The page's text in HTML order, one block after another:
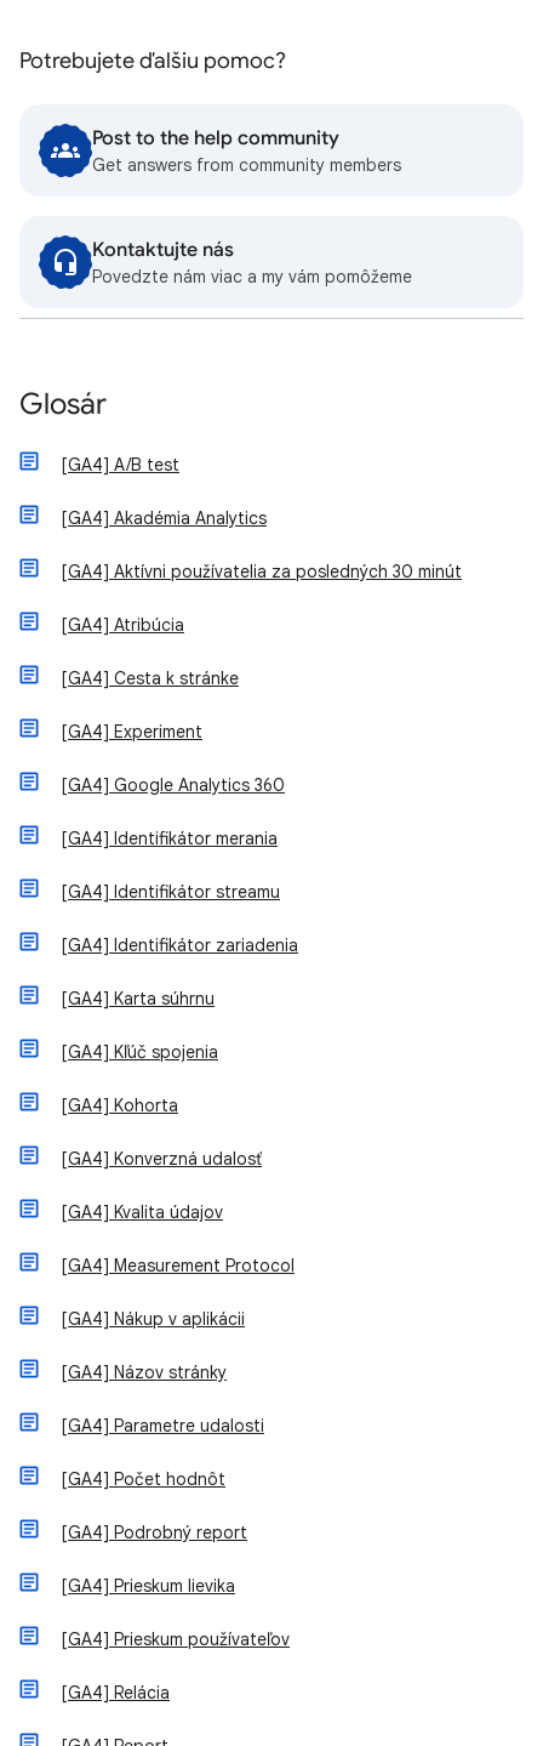
Potrebujete ďalšiu pomoc?
Post to the help community
Get answers from community members
Kontaktujte nás
Povedzte nám viac a my vám pomôžeme
Glosár
[GA4] A/B test
[GA4] Akadémia Analytics
[GA4] Aktívni používatelia za posledných 30 minút
[GA4] Atribúcia
[GA4] Cesta k stránke
[GA4] Experiment
[GA4] Google Analytics 360
[GA4] Identifikátor merania
[GA4] Identifikátor streamu
[GA4] Identifikátor zariadenia
[GA4] Karta súhrnu
[GA4] Kľúč spojenia
[GA4] Kohorta
[GA4] Konverzná udalosť
[GA4] Kvalita údajov
[GA4] Measurement Protocol
[GA4] Nákup v aplikácii
[GA4] Názov stránky
[GA4] Parametre udalosti
[GA4] Počet hodnôt
[GA4] Podrobný report
[GA4] Prieskum lievika
[GA4] Prieskum používateľov
[GA4] Relácia